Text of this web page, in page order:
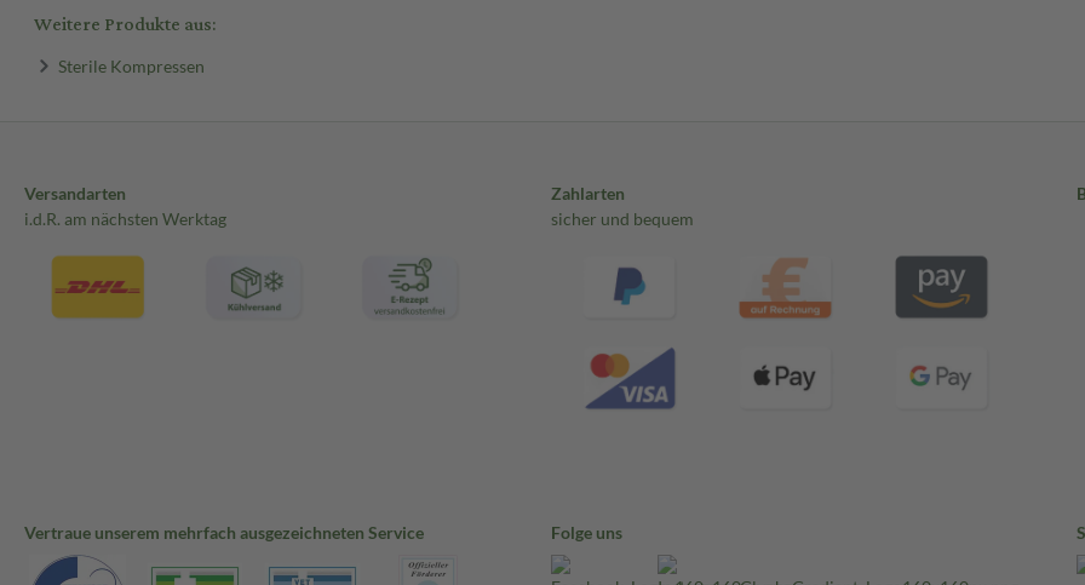
Weitere Produkte aus:
Sterile Kompressen
Versandarten
i.d.R. am nächsten Werktag
Zahlarten
sicher und bequem
Vertraue unserem mehrfach ausgezeichneten Service Folge uns